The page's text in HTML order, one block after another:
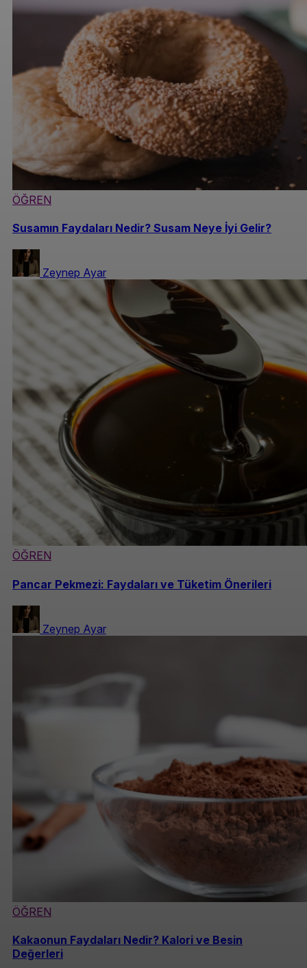
ÖĞREN
Susamın Faydaları Nedir? Susam Neye İyi Gelir?
Zeynep Ayar
ÖĞREN
Pancar Pekmezi: Faydaları ve Tüketim Önerileri
Zeynep Ayar
ÖĞREN
Kakaonun Faydaları Nedir? Kalori ve Besin
Değerleri